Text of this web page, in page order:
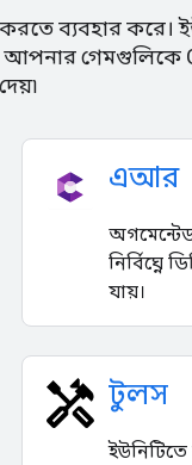
ব্যবহার করে।
আপনার গেমগুলিকে
এআর
যায়।
টুলস